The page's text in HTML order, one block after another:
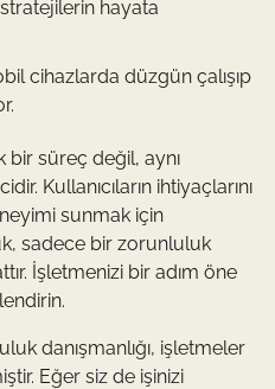
hayata
cihazlarda düzgün çalışıp
bir süreç değil, aynı
Kullanıcıların ihtiyaçlarını
sunmak için
sadece bir zorunluluk
İşletmenizi bir adım öne
danışmanlığı, işletmeler
Eğer siz de işinizi